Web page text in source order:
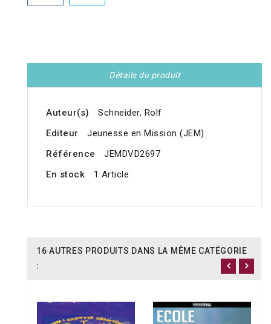
Détails du produit
Auteur(s)
Schneider, Rolf
Editeur
Jeunesse en Mission (JEM)
Référence
JEMDVD2697
En stock
1 Article
16 AUTRES PRODUITS DANS LA MÊME CATÉGORIE
: